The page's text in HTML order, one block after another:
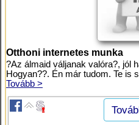
Otthoni internetes munka
?Az álmaid váljanak valóra?, jól
Hogyan??. Én már tudom. Te is
Tovább >